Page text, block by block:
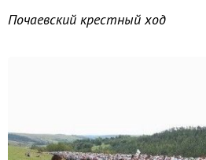
Почаевский крестный ход